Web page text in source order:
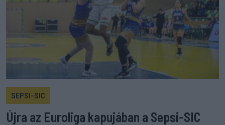
SEPSI-SIC
Újra az Euroliga kapujában a Sepsi-SIC